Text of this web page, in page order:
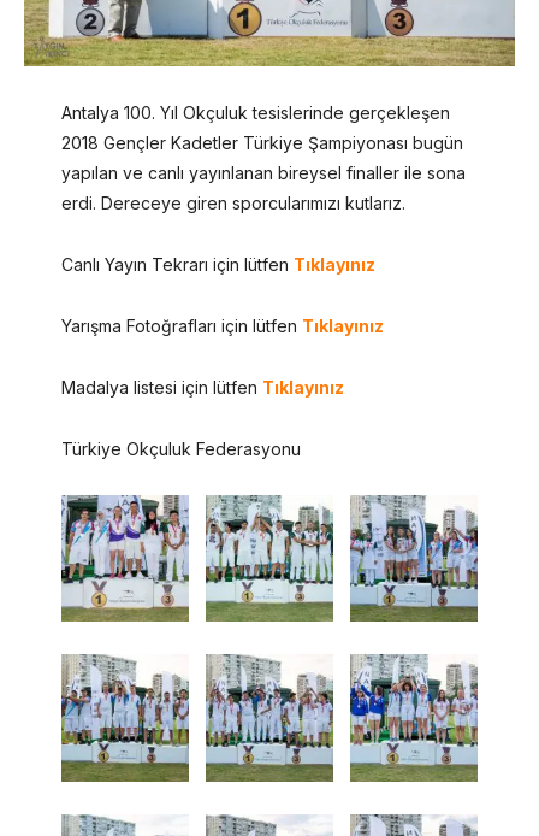
Antalya 100. Yıl Okçuluk tesislerinde gerçekleşen
2018 Gençler Kadetler Türkiye Şampiyonası bugün
yapılan ve canlı yayınlanan bireysel finaller ile sona
erdi. Dereceye giren sporcularımızı kutlarız.
Canlı Yayın Tekrarı için lütfen Tıklayınız
Yarışma Fotoğrafları için lütfen Tıklayınız
Madalya listesi için lütfen Tıklayınız
Türkiye Okçuluk Federasyonu